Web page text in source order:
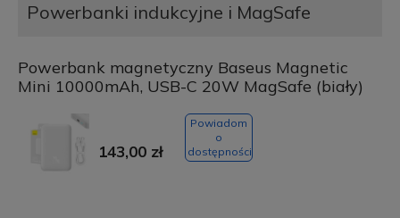
Powerbanki indukcyjne i MagSafe
Powerbank magnetyczny Baseus Magnetic
Mini 10000mAh, USB-C 20W MagSafe (biały)
143,00 zł
Powiadom
o
dostępności